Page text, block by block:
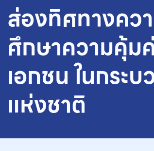
ส่องทิศทางควา
ศึกษาความคุ้ม
เอกชน ในกร
แห่งชาติ